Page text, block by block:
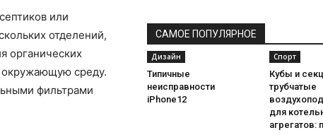
или
отделений,
органических
окружающую среду.
фильтрами
САМОЕ ПОПУЛЯРНОЕ
Дизайн
Типичные
неисправности
iPhone12
Спорт
Кубы и
трубчатые
для
агрегатов: